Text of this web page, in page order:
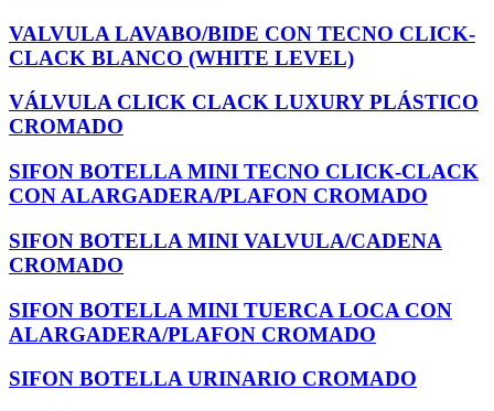
VALVULA LAVABO/BIDE CON TECNO CLICK-
CLACK BLANCO (WHITE LEVEL)
VÁLVULA CLICK CLACK LUXURY PLÁSTICO
CROMADO
SIFON BOTELLA MINI TECNO CLICK-CLACK
CON ALARGADERA/PLAFON CROMADO
SIFON BOTELLA MINI VALVULA/CADENA
CROMADO
SIFON BOTELLA MINI TUERCA LOCA CON
ALARGADERA/PLAFON CROMADO
SIFON BOTELLA URINARIO CROMADO